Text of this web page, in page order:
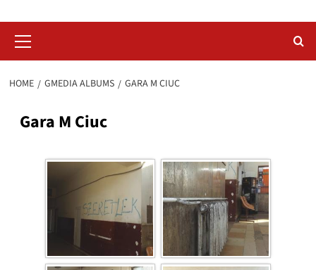
Menu
HOME GMEDIA ALBUMS GARA M CIUC
Gara M Ciuc